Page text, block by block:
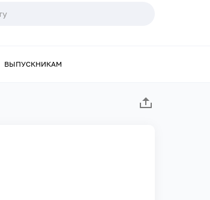
ВЫПУСКНИКАМ